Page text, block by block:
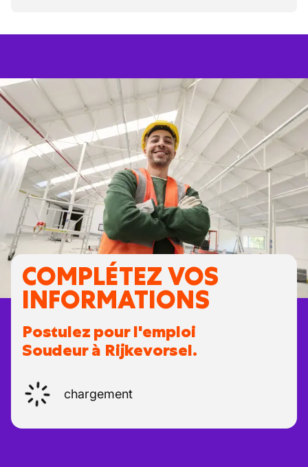
COMPLÉTEZ VOS
INFORMATIONS
Postulez pour l'emploi
Soudeur à Rijkevorsel.
chargement